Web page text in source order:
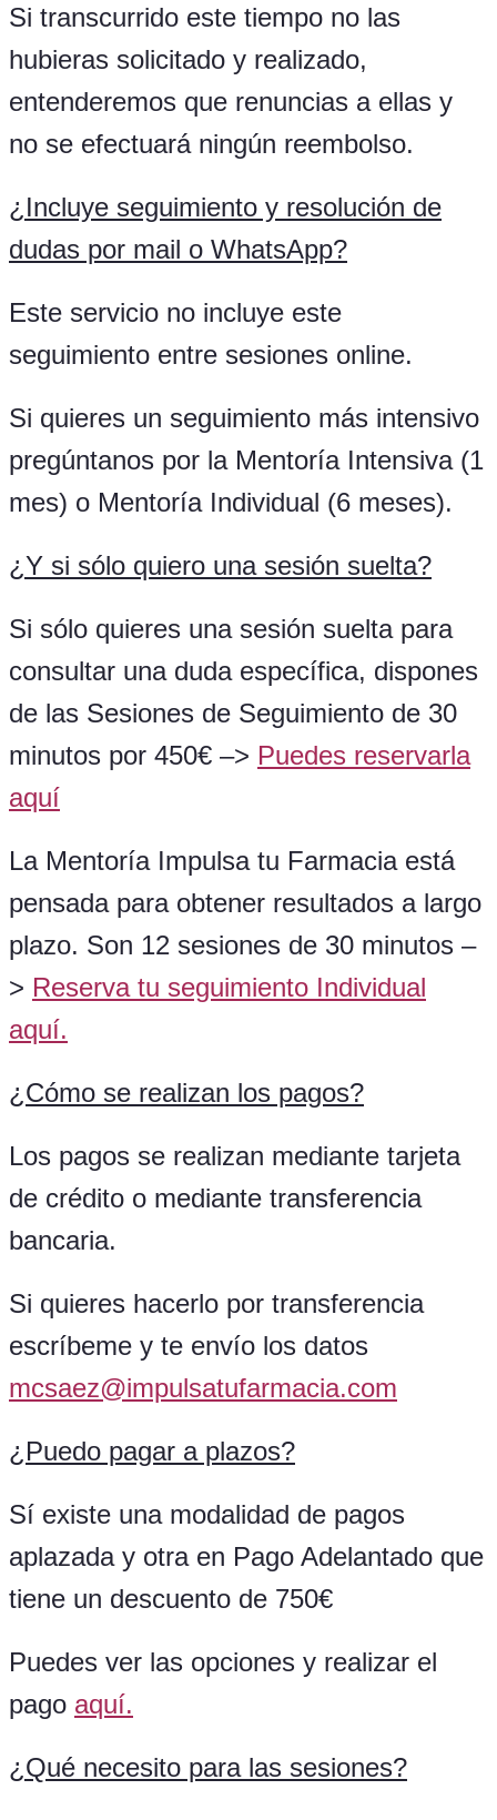
Si transcurrido este tiempo no las
hubieras solicitado y realizado,
entenderemos que renuncias a ellas y
no se efectuará ningún reembolso.
¿Incluye seguimiento y resolución de
dudas por mail o WhatsApp?
Este servicio no incluye este
seguimiento entre sesiones online.
Si quieres un seguimiento más intensivo
pregúntanos por la Mentoría Intensiva (1
mes) o Mentoría Individual (6 meses).
¿Y si sólo quiero una sesión suelta?
Si sólo quieres una sesión suelta para
consultar una duda específica, dispones
de las Sesiones de Seguimiento de 30
minutos por 450€ –> Puedes reservarla
aquí
La Mentoría Impulsa tu Farmacia está
pensada para obtener resultados a largo
plazo. Son 12 sesiones de 30 minutos –
> Reserva tu seguimiento Individual
aquí.
¿ Cómo se realizan los pagos?
Los pagos se realizan mediante tarjeta
de crédito o mediante transferencia
bancaria.
Si quieres hacerlo por transferencia
escríbeme y te envío los datos
mcsaez@impulsatufarmacia.com
¿ Puedo pagar a plazos?
Sí existe una modalidad de pagos
aplazada y otra en Pago Adelantado que
tiene un descuento de 750€
Puedes ver las opciones y realizar el
pago aquí.
¿Qué necesito para las sesiones?